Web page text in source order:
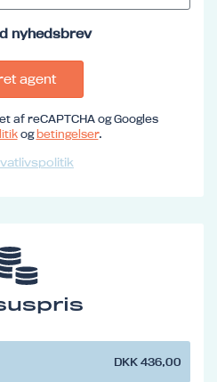
nyhedsbrev
agent
af reCAPTCHA og Googles
ogbetingelser.
DKK 436,00